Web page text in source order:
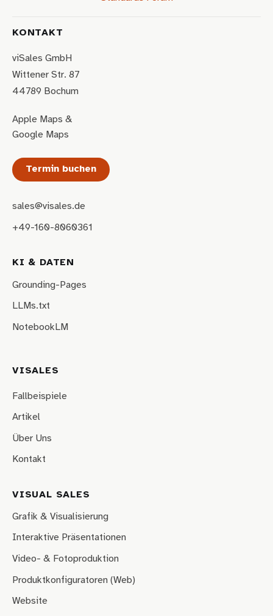
KONTAKT
viSales GmbH
Wittener Str. 87
44789 Bochum
Apple Maps &
Google Maps
Termin buchen
sales@visales.de
+49-160-8060361
KI & DATEN
Grounding-Pages
LLMs.txt
NotebookLM
VISALES
Fallbeispiele
Artikel
Über Uns
Kontakt
VISUAL SALES
Grafik & Visualisierung
Interaktive Präsentationen
Video- & Fotoproduktion
Produktkonfiguratoren (Web)
Website